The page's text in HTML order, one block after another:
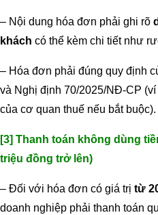
– Nội dung hóa đơn phải ghi rõ
khách có thể kèm chi tiết như
– Hóa đơn phải đúng quy định
và Nghị định 70/2025/NĐ-CP
của cơ quan thuế nếu bắt buộc).
[3] Thanh toán không dùng
triệu đồng trở lên)
– Đối với hóa đơn có giá trị từ
doanh nghiệp phải thanh toán